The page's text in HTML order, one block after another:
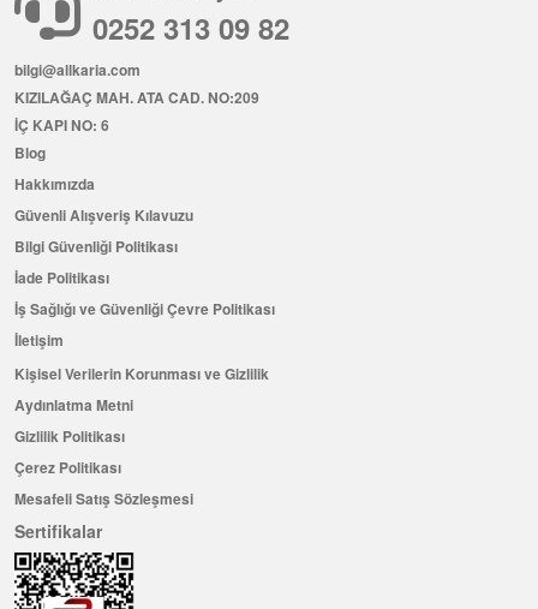
0252 313 09 82
bilgi@allkaria.com
KIZILAĞAÇ MAH. ATA CAD. NO:209
İÇ KAPI NO: 6
Blog
Hakkımızda
Güvenli Alışveriş Kılavuzu
Bilgi Güvenliği Politikası
İade Politikası
İş Sağlığı ve Güvenliği Çevre Politikası
İletişim
Kişisel Verilerin Korunması ve Gizlilik
Aydınlatma Metni
Gizlilik Politikası
Çerez Politikası
Mesafeli Satış Sözleşmesi
Sertifikalar